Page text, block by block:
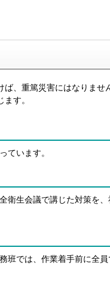
ば、重篤災害にはなりませ
す。
ています。
衛生会議で講じた対策を
班では、作業着手前に全員